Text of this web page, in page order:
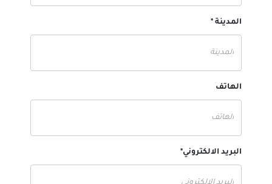
المدينة *
الهاتف
البريد الالكتروني*